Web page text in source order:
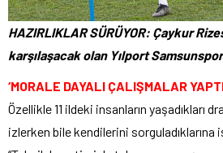
HAZIRLIKLAR SÜRÜYOR: Çaykur
karşılaşacak olan Yılport
‘MORALE DAYALI ÇALIŞMALAR
Özellikle 11 ildeki insanların yaşadıkları
izlerken bile kendilerini sorguladıklarına